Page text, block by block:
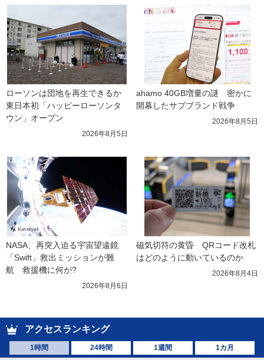
ローソンは団地を再生できるか
東日本初「ハッピーローソンタ
ウン」オープン
2026年8月5日
ahamo 40GB増量の謎　密かに
開幕したサブブランド戦争
2026年8月5日
NASA、再突入迫る宇宙望遠鏡
「Swift」救出ミッションが難
航　救援機に何が?
2026年8月6日
磁気切符の黄昏　QRコード改札
はどのように動いているのか
2026年8月4日
アクセスランキング
1時間 24時間 1週間 1カ月